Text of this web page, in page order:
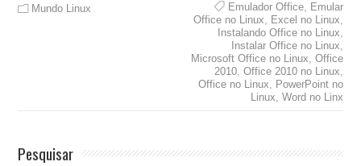
Mundo Linux Emulador Office, Emular
Office no Linux, Excel no Linux,
Instalando Office no Linux,
Instalar Office no Linux,
Microsoft Office no Linux, Office
2010, Office 2010 no Linux,
Office no Linux, PowerPoint no
Linux, Word no Linx
Pesquisar